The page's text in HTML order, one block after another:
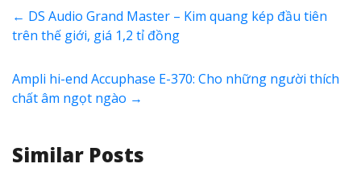
← DS Audio Grand Master – Kim quang kép đầu tiên
trên thế giới, giá 1,2 tỉ đồng
Ampli hi-end Accuphase E-370: Cho những người thích
chất âm ngọt ngào →
Similar Posts